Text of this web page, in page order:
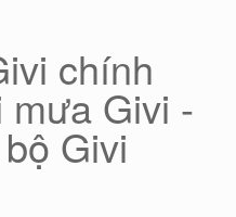
chính
mưa Givi -
Givi